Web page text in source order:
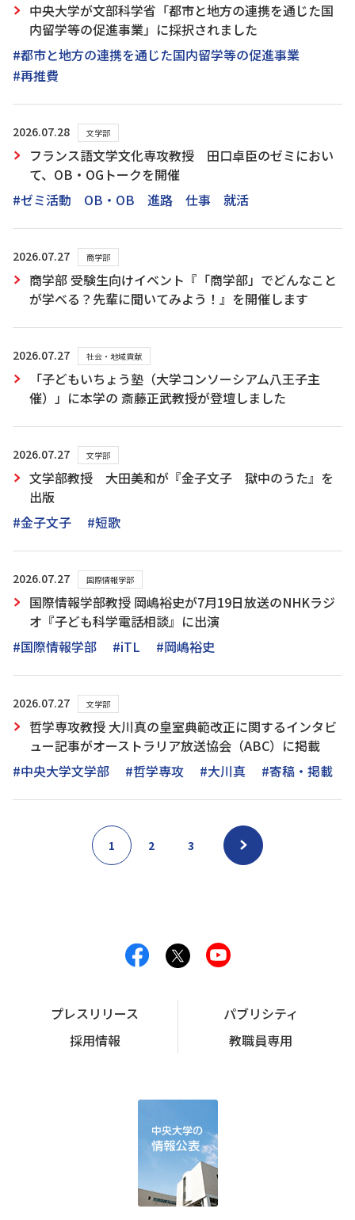
中央大学が文部科学省「都市と地方の連携を通じた国
内留学等の促進事業」に採択されました
#都市と地方の連携を通じた国内留学等の促進事業
#再推費
2026.07.28 文学部
フランス語文学文化専攻教授 田口卓臣のゼミにおい
て、OB・OGトークを開催
#ゼミ活動 OB・OB 進路 仕事 就活
2026.07.27 商学部
商学部 受験生向けイベント『「商学部」でどんなこと
が学べる？先輩に聞いてみよう！』を開催します
2026.07.27 社会・地域貢献
「子どもいちょう塾（大学コンソーシアム八王子主
催）」に本学の 斎藤正武教授が登壇しました
2026.07.27 文学部
文学部教授 大田美和が『金子文子 獄中のうた』を
出版
#金子文子
#短歌
2026.07.27 国際情報学部
国際情報学部教授 岡嶋裕史が7月19日放送のNHKラジ
オ『子ども科学電話相談』に出演
#国際情報学部
#iTL #岡嶋裕史
2026.07.27 文学部
哲学専攻教授 大川真の皇室典範改正に関するインタビ
ュー記事がオーストラリア放送協会（ABC）に掲載
#中央大学文学部
#哲学専攻 #大川真 #寄稿・掲載
1 2 3
プレスリリース
パブリシティ
採用情報
教職員専用